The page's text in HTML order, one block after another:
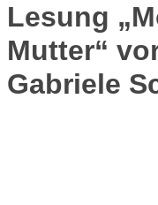
Lesung
Mutter“
Gabriele